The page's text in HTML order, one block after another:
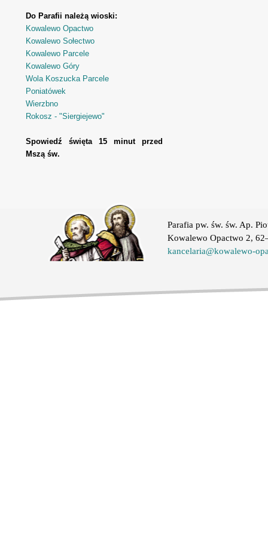
Do Parafii należą wioski:
Kowalewo Opactwo
Kowalewo Sołectwo
Kowalewo Parcele
Kowalewo Góry
Wola Koszucka Parcele
Poniatówek
Wierzbno
Rokosz - "Siergiejewo"
Spowiedź święta 15 minut przed
Mszą św.
Parafia pw. św. św. Ap.
Kowalewo Opactwo 2,
kancelaria@kowalewo-